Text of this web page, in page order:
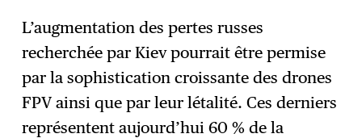
L’augmentation des pertes russes
recherchée par Kiev pourrait être permise
par la sophistication croissante des drones
FPV ainsi que par leur létalité. Ces derniers
représentent aujourd’hui 60 % de la